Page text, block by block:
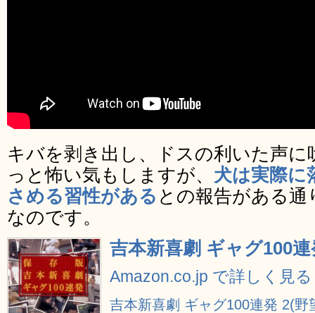
キバを剥き出し、ドスの利いた声
っと怖い気もしますが、 犬は実際に
さめる習性がある との報告がある
なのです。
吉本新喜劇 ギャグ100
Amazon.co.jp で詳しく見る
吉本新喜劇 ギャグ100連発 2(